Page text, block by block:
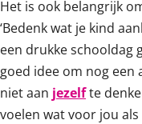
Het is ook belangrijk
‘Bedenk wat je kind
een drukke schooldag
goed idee om nog een
niet aan jezelfte
voelen wat voor jou